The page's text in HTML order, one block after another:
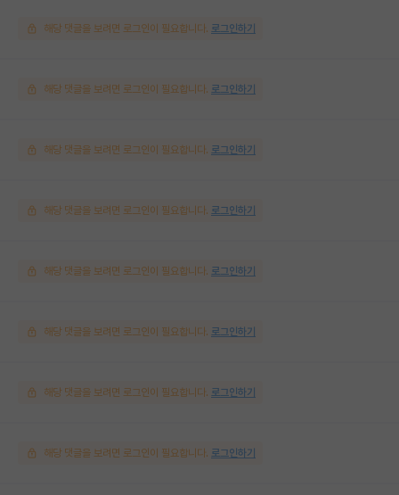
해당 댓글을 보려면 로그인이 필요합니다. 로그인하기
해당 댓글을 보려면 로그인이 필요합니다. 로그인하기
해당 댓글을 보려면 로그인이 필요합니다. 로그인하기
해당 댓글을 보려면 로그인이 필요합니다. 로그인하기
해당 댓글을 보려면 로그인이 필요합니다. 로그인하기
해당 댓글을 보려면 로그인이 필요합니다. 로그인하기
해당 댓글을 보려면 로그인이 필요합니다. 로그인하기
해당 댓글을 보려면 로그인이 필요합니다. 로그인하기